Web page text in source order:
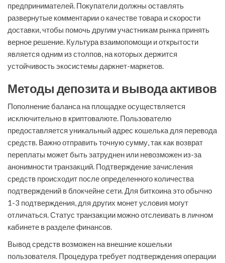
предпринимателей. Покупатели должны оставлять
развернутые комментарии о качестве товара и скорости
доставки, чтобы помочь другим участникам рынка принять
верное решение. Культура взаимопомощи и открытости
является одним из столпов, на которых держится
устойчивость экосистемы даркнет-маркетов.
Методы депозита и вывода активов
Пополнение баланса на площадке осуществляется
исключительно в криптовалюте. Пользователю
предоставляется уникальный адрес кошелька для перевода
средств. Важно отправить точную сумму, так как возврат
переплаты может быть затруднен или невозможен из-за
анонимности транзакций. Подтверждение зачисления
средств происходит после определенного количества
подтверждений в блокчейне сети. Для биткоина это обычно
1-3 подтверждения, для других монет условия могут
отличаться. Статус транзакции можно отслеивать в личном
кабинете в разделе финансов.
Вывод средств возможен на внешние кошельки
пользователя. Процедура требует подтверждения операции